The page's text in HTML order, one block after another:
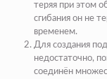
теряя при этом
сгибания он не
временем.
Для создания
недостаточно,
соединён